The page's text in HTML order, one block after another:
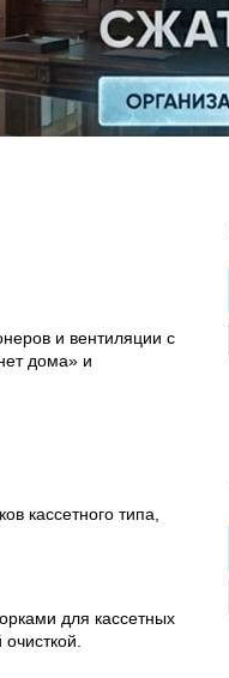
и вентиляции с
дома» и
кассетного типа,
для кассетных